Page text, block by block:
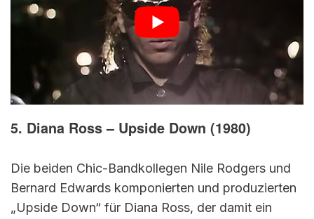
5. Diana Ross – Upside Down (1980)
Die beiden Chic-Bandkollegen Nile Rodgers und
Bernard Edwards komponierten und produzierten
„Upside Down“ für Diana Ross, der damit ein